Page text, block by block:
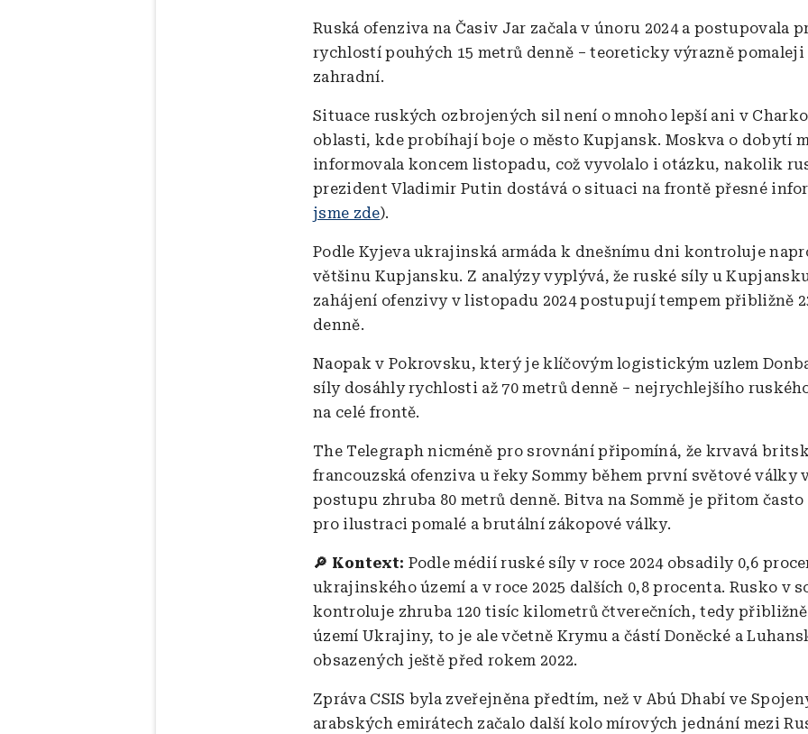
Ruská ofenziva na Časiv Jar začala v únoru 2024 a postupovala
rychlostí pouhých 15 metrů denně – teoreticky výrazně pomaleji
zahradní.
Situace ruských ozbrojených sil není o mnoho lepší ani v
oblasti, kde probíhají boje o město Kupjansk. Moskva o dobytí
informovala koncem listopadu, což vyvolalo i otázku, nakolik
prezident Vladimir Putin dostává o situaci na frontě přesné
jsme zde).
Podle Kyjeva ukrajinská armáda k dnešnímu dni kontroluje
většinu Kupjansku. Z analýzy vyplývá, že ruské síly u
zahájení ofenzivy v listopadu 2024 postupují tempem přibližně
denně.
Naopak v Pokrovsku, který je klíčovým logistickým uzlem
síly dosáhly rychlosti až 70 metrů denně – nejrychlejšího
na celé frontě.
The Telegraph nicméně pro srovnání připomíná, že krvavá
francouzská ofenziva u řeky Sommy během první světové války
postupu zhruba 80 metrů denně. Bitva na Sommě je přitom
pro ilustraci pomalé a brutální zákopové války.
🔎 Kontext: Podle médií ruské síly v roce 2024 obsadily 0,6
ukrajinského území a v roce 2025 dalších 0,8 procenta. Rusko v
kontroluje zhruba 120 tisíc kilometrů čtverečních, tedy
území Ukrajiny, to je ale včetně Krymu a částí Doněcké a
obsazených ještě před rokem 2022.
Zpráva CSIS byla zveřejněna předtím, než v Abú Dhabí ve
arabských emirátech začalo další kolo mírových jednání mezi